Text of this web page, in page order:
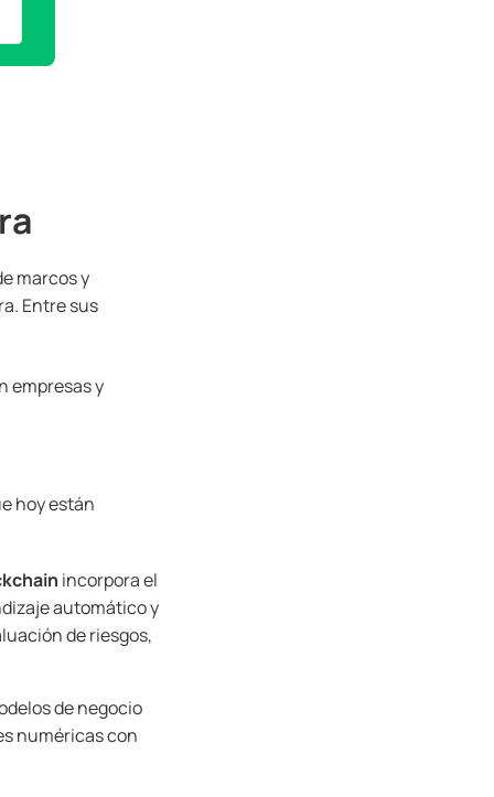
marcos y
Entre sus
empresas y
hoy están
incorpora el
automático y
de riesgos,
de negocio
numéricas con